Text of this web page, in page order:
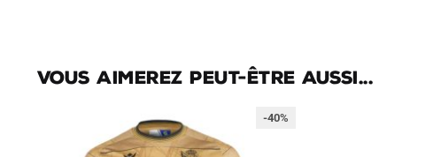
Vous aimerez peut-être aussi...
-40%